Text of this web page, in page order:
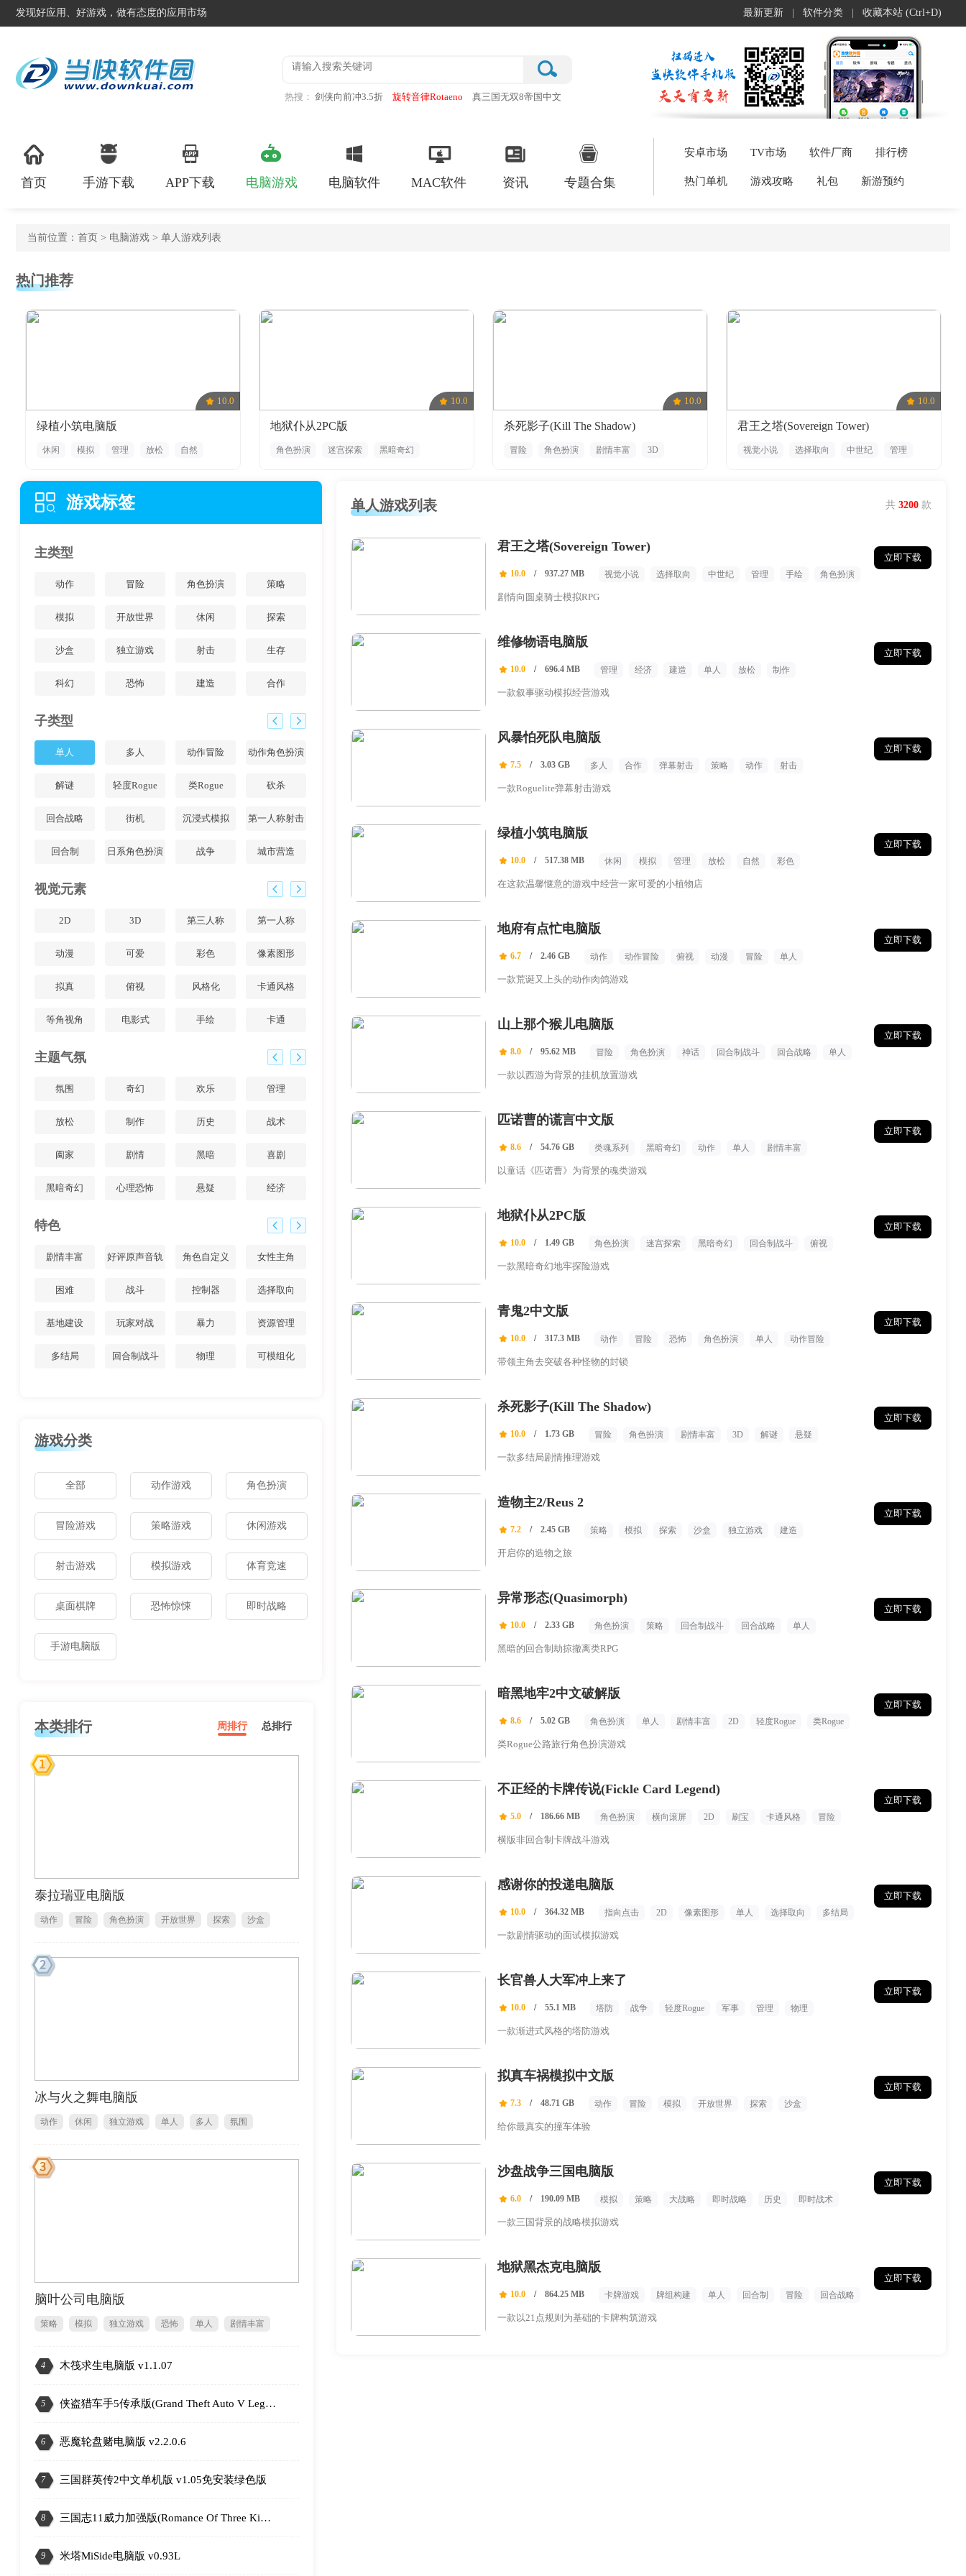
发现好应用、好游戏，做有态度的应用市场 最新更新 软件分类 收藏本站 (Ctrl+D)
热搜： 剑侠向前冲3.5折 旋转音律Rotaeno
真三国无双8帝国中文
首页 手游下载 APP下载 电脑游戏 电脑软件 MAC软件 资讯 专题合集
安卓市场 TV市场 软件厂商 排行榜
热门单机 游戏攻略 礼包 新游预约
当前位置： 首页 > 电脑游戏 > 单人游戏列表
热门推荐
10.0
绿植小筑电脑版
休闲 模拟 管理 放松
自然
10.0
地狱仆从2PC版
角色扮演 迷宫探索
黑暗奇幻
10.0
杀死影子(Kill The Shadow)
冒险 角色扮演 剧情丰富
3D
10.0
君王之塔(Sovereign Tower)
视觉小说 选择取向 中世纪
管理
游戏标签
主类型
动作 冒险 角色扮演 策略
模拟 开放世界 休闲 探索
沙盒 独立游戏 射击 生存
科幻 恐怖 建造 合作
子类型
单人 多人 动作冒险 动作角色扮演
解谜 轻度Rogue 类Rogue 砍杀
回合战略 街机 沉浸式模拟 第一人称射击
回合制 日系角色扮演 战争 城市营造
视觉元素
2D 3D 第三人称 第一人称
动漫 可爱 彩色 像素图形
拟真 俯视 风格化 卡通风格
等角视角 电影式 手绘 卡通
主题气氛
氛围 奇幻 欢乐 管理
放松 制作 历史 战术
阖家 剧情 黑暗 喜剧
黑暗奇幻 心理恐怖 悬疑 经济
特色
剧情丰富 好评原声音轨 角色自定义 女性主角
困难 战斗 控制器 选择取向
基地建设 玩家对战 暴力 资源管理
多结局 回合制战斗 物理 可模组化
游戏分类
全部 动作游戏 角色扮演
冒险游戏 策略游戏 休闲游戏
射击游戏 模拟游戏 体育竞速
桌面棋牌 恐怖惊悚 即时战略
手游电脑版
本类排行 周排行 总排行
1
泰拉瑞亚电脑版
动作 冒险 角色扮演 开放世界 探索 沙盒
冰与火之舞电脑版
动作 休闲 独立游戏 单人 多人 氛围
脑叶公司电脑版
策略 模拟 独立游戏 恐怖 单人 剧情丰富
4 木筏求生电脑版 v1.1.07
5 侠盗猎车手5传承版(Grand Theft Auto V Legacy) v1.0.3725.0(1.72)
6 恶魔轮盘赌电脑版 v2.2.0.6
7 三国群英传2中文单机版 v1.05免安装绿色版
8 三国志11威力加强版(Romance Of Three Kingdom 11 PK) v1.1.0.0
9 米塔MiSide电脑版 v0.93L
单人游戏列表 共 3200 款
君王之塔(Sovereign Tower)
10.0 / 937.27 MB 视觉小说 选择取向 中世纪 管理 手绘 角色扮演
剧情向圆桌骑士模拟RPG
立即下载
维修物语电脑版
10.0 / 696.4 MB 管理 经济 建造 单人 放松 制作
一款叙事驱动模拟经营游戏
立即下载
风暴怕死队电脑版
7.5 / 3.03 GB 多人 合作 弹幕射击 策略 动作 射击
一款Roguelite弹幕射击游戏
立即下载
绿植小筑电脑版
10.0 / 517.38 MB 休闲 模拟 管理 放松 自然 彩色
在这款温馨惬意的游戏中经营一家可爱的小植物店
立即下载
地府有点忙电脑版
6.7 / 2.46 GB 动作 动作冒险 俯视 动漫 冒险 单人
一款荒诞又上头的动作肉鸽游戏
立即下载
山上那个猴儿电脑版
8.0 / 95.62 MB 冒险 角色扮演 神话 回合制战斗 回合战略 单人
一款以西游为背景的挂机放置游戏
立即下载
匹诺曹的谎言中文版
8.6 / 54.76 GB 类魂系列 黑暗奇幻 动作 单人
剧情丰富
动作角色扮演
以童话《匹诺曹》为背景的魂类游戏
立即下载
地狱仆从2PC版
10.0 / 1.49 GB 角色扮演 迷宫探索 黑暗奇幻 回合制战斗
俯视
手绘
一款黑暗奇幻地牢探险游戏
立即下载
青鬼2中文版
10.0 / 317.3 MB 动作 冒险 恐怖 角色扮演 单人 动作冒险
带领主角去突破各种怪物的封锁
立即下载
杀死影子(Kill The Shadow)
10.0 / 1.73 GB 冒险 角色扮演 剧情丰富 3D 解谜 悬疑
一款多结局剧情推理游戏
立即下载
造物主2/Reus 2
7.2 / 2.45 GB 策略 模拟 探索 沙盒 独立游戏 建造
开启你的造物之旅
立即下载
异常形态(Quasimorph)
10.0 / 2.33 GB 角色扮演 策略 回合制战斗 回合战略
单人
选择取向
黑暗的回合制劫掠撤离类RPG
立即下载
暗黑地牢2中文破解版
8.6 / 5.02 GB 角色扮演 单人 剧情丰富 2D 轻度Rogue 类Rogue
类Rogue公路旅行角色扮演游戏
立即下载
不正经的卡牌传说(Fickle Card Legend)
5.0 / 186.66 MB 角色扮演 横向滚屏 2D 刷宝 卡通风格 冒险
横版非回合制卡牌战斗游戏
立即下载
感谢你的投递电脑版
10.0 / 364.32 MB 指向点击 2D 像素图形 单人 选择取向 多结局
一款剧情驱动的面试模拟游戏
立即下载
长官兽人大军冲上来了
10.0 / 55.1 MB 塔防 战争 轻度Rogue 军事 管理 物理
一款渐进式风格的塔防游戏
立即下载
拟真车祸模拟中文版
7.3 / 48.71 GB 动作 冒险 模拟 开放世界 探索 沙盒
给你最真实的撞车体验
立即下载
沙盘战争三国电脑版
6.0 / 190.09 MB 模拟 策略 大战略 即时战略 历史 即时战术
一款三国背景的战略模拟游戏
立即下载
地狱黑杰克电脑版
10.0 / 864.25 MB 卡牌游戏 牌组构建 单人 回合制 冒险 回合战略
一款以21点规则为基础的卡牌构筑游戏
立即下载